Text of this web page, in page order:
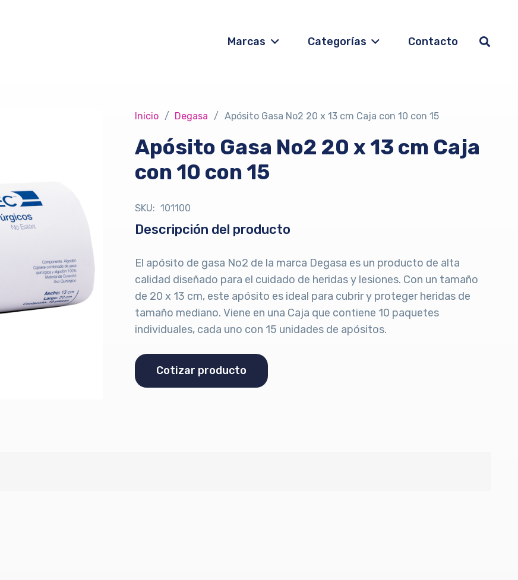
Marcas Categorías Contacto
Inicio / Degasa / Apósito Gasa No2 20 x 13 cm Caja con 10 con 15
Apósito Gasa No2 20 x 13 cm Caja
con 10 con 15
SKU: 101100
Descripción del producto
El apósito de gasa No2 de la marca Degasa es un producto de alta
calidad diseñado para el cuidado de heridas y lesiones. Con un tamaño
de 20 x 13 cm, este apósito es ideal para cubrir y proteger heridas de
tamaño mediano. Viene en una Caja que contiene 10 paquetes
individuales, cada uno con 15 unidades de apósitos.
Cotizar producto